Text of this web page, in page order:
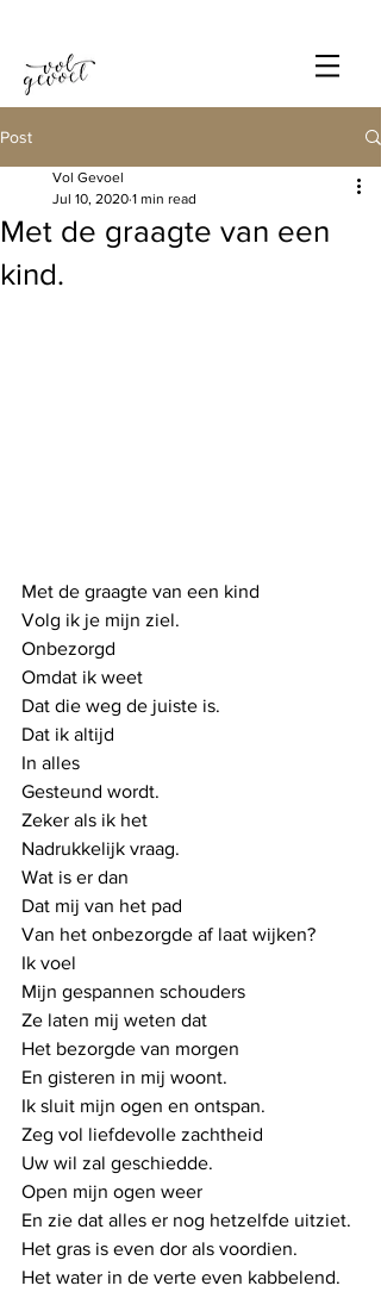
Post
Met de graagte van een
kind.
Vol Gevoel
Jul 10, 2020 1 min read
Met de graagte van een kind
Volg ik je mijn ziel.
Onbezorgd
Omdat ik weet
Dat die weg de juiste is.
Dat ik altijd
In alles
Gesteund wordt.
Zeker als ik het
Nadrukkelijk vraag.
Wat is er dan
Dat mij van het pad
Van het onbezorgde af laat wijken?
Ik voel
Mijn gespannen schouders
Ze laten mij weten dat
Het bezorgde van morgen
En gisteren in mij woont.
Ik sluit mijn ogen en ontspan.
Zeg vol liefdevolle zachtheid
Uw wil zal geschiedde.
Open mijn ogen weer
En zie dat alles er nog hetzelfde uitziet.
Het gras is even dor als voordien.
Het water in de verte even kabbelend.